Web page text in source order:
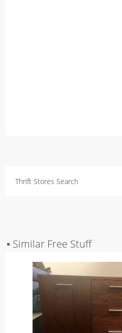
Thrift Stores Search
▪ Similar Free Stuff